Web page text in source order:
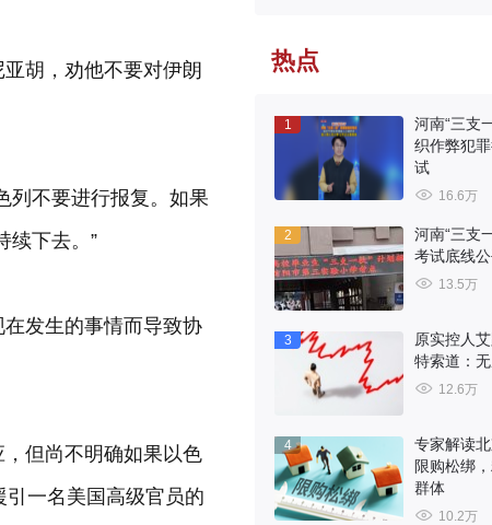
胡，劝他不要对伊朗
列不要进行报复。如果
续下去。”
在发生的事情而导致协
但尚不明确如果以色
一名美国高级官员的
热点
1
河南“三支
织作弊犯
试
16.6万
2
河南“三支
考试底线
13.5万
3
原实控人
特索道：
12.6万
4
专家解读
限购松绑
群体
10.2万